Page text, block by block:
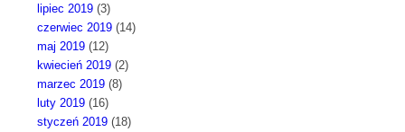
lipiec 2019(3)
czerwiec 2019(14)
maj 2019(12)
kwiecień 2019(2)
marzec 2019(8)
luty 2019(16)
styczeń 2019(18)